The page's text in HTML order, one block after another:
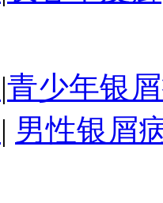
|青少年银
| 男性银屑